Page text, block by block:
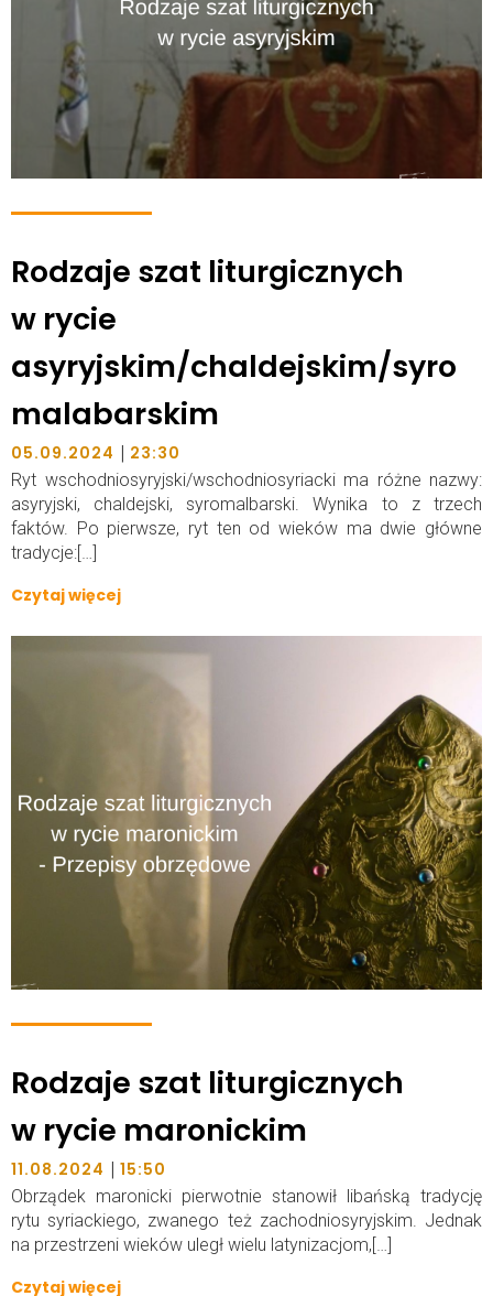
Rodzaje szat liturgicznych
w rycie
asyryjskim/chaldejskim/syro
malabarskim
05.09.2024 | 23:30
Ryt wschodniosyryjski/wschodniosyriacki ma różne nazwy:
asyryjski, chaldejski, syromalbarski. Wynika to z trzech
faktów. Po pierwsze, ryt ten od wieków ma dwie główne
tradycje:[…]
Czytaj więcej
Rodzaje szat liturgicznych
w rycie maronickim
11.08.2024 | 15:50
Obrządek maronicki pierwotnie stanowił libańską tradycję
rytu syriackiego, zwanego też zachodniosyryjskim. Jednak
na przestrzeni wieków uległ wielu latynizacjom,[…]
Czytaj więcej